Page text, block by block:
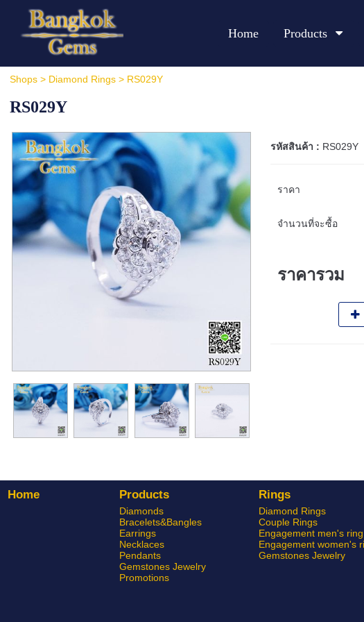
Home Products
Shops> Diamond Rings> RS029Y
RS029Y
รหัสสินค้า : RS029Y
ราคา
จำนวนที่จะซื้อ
ราคารวม
Home Products
Diamonds
Bracelets&Bangles
Earrings
Necklaces
Pendants
Gemstones Jewelry
Promotions
Rings
Diamond Rings
Couple Rings
Engagement men's ring
Engagement women's
Gemstones Jewelry